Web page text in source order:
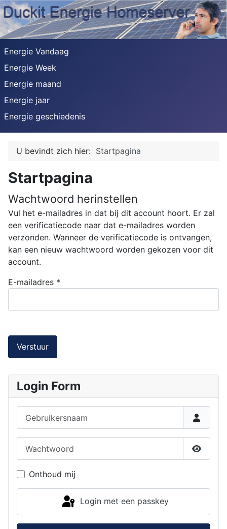
Energie Vandaag
Energie Week
Energie maand
Energie jaar
Energie geschiedenis
Login Form
Toon
Onthoud mij
Login met een passkey
U bevindt zich hier: Startpagina
Startpagina
Wachtwoord herinstellen
Vul het e-mailadres in dat bij dit account hoort. Er zal
een verificatiecode naar dat e-mailadres worden
verzonden. Wanneer de verificatiecode is ontvangen,
kan een nieuw wachtwoord worden gekozen voor dit
account.
E-mailadres *
Verstuur